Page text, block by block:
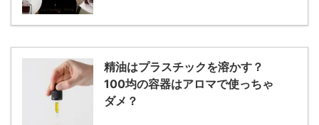
精油はプラスチックを溶かす？
100均の容器はアロマで使っちゃ
ダメ？